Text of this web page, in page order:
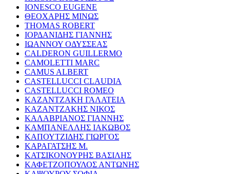
IONESCO EUGENE
ΘΕΟΧΑΡΗΣ ΜΙΝΩΣ
THOMAS ROBERT
ΙΟΡΔΑΝΙΔΗΣ ΓΙΑΝΝΗΣ
ΙΩΑΝΝΟΥ ΟΔΥΣΣΕΑΣ
CALDERON GUILLERMO
CAMOLETTI MARC
CAMUS ALBERT
CASTELLUCCI CLAUDIA
CASTELLUCCI ROMEO
ΚΑΖΑΝΤΖΑΚΗ ΓΑΛΑΤΕΙΑ
ΚΑΖΑΝΤΖΑΚΗΣ ΝΙΚΟΣ
ΚΑΛΑΒΡΙΑΝΟΣ ΓΙΑΝΝΗΣ
ΚΑΜΠΑΝΕΛΛΗΣ ΙΑΚΩΒΟΣ
ΚΑΠΟΥΤΖΙΔΗΣ ΓΙΩΡΓΟΣ
ΚΑΡΑΓΑΤΣΗΣ Μ.
ΚΑΤΣΙΚΟΝΟΥΡΗΣ ΒΑΣΙΛΗΣ
ΚΑΦΕΤΖΟΠΟΥΛΟΣ ΑΝΤΩΝΗΣ